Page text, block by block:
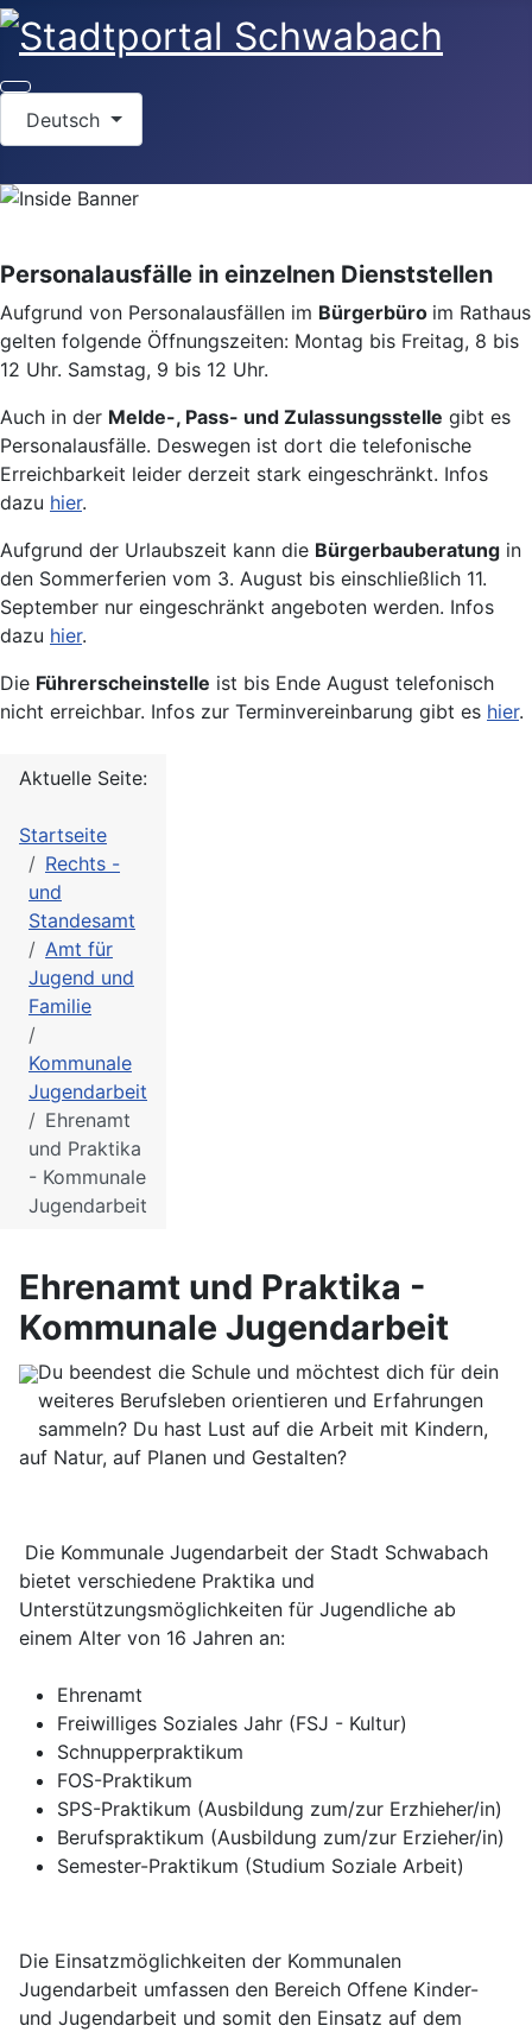
Deutsch
Personalausfälle in einzelnen Dienststellen
Aufgrund von Personalausfällen im Bürgerbüro im Rathaus
gelten folgende Öffnungszeiten: Montag bis Freitag, 8 bis
12 Uhr. Samstag, 9 bis 12 Uhr.
Auch in der Melde-, Pass- und Zulassungsstelle gibt es
Personalausfälle. Deswegen ist dort die telefonische
Erreichbarkeit leider derzeit stark eingeschränkt. Infos
dazu hier.
Aufgrund der Urlaubszeit kann die Bürgerbauberatung in
den Sommerferien vom 3. August bis einschließlich 11.
September nur eingeschränkt angeboten werden. Infos
dazu hier.
Die Führerscheinstelle ist bis Ende August telefonisch
nicht erreichbar. Infos zur Terminvereinbarung gibt es hier.
Aktuelle Seite:
Startseite
Rechts -
und
Standesamt
Amt für
Jugend und
Familie
Kommunale
Jugendarbeit
Ehrenamt
und Praktika
- Kommunale
Jugendarbeit
Ehrenamt und Praktika -
Kommunale Jugendarbeit
Du beendest die Schule und möchtest dich für dein
weiteres Berufsleben orientieren und Erfahrungen
sammeln? Du hast Lust auf die Arbeit mit Kindern,
auf Natur, auf Planen und Gestalten?
Die Kommunale Jugendarbeit der Stadt Schwabach
bietet verschiedene Praktika und
Unterstützungsmöglichkeiten für Jugendliche ab
einem Alter von 16 Jahren an:
Ehrenamt
Freiwilliges Soziales Jahr (FSJ - Kultur)
Schnupperpraktikum
FOS-Praktikum
SPS-Praktikum (Ausbildung zum/zur Erzhieher/in)
Berufspraktikum (Ausbildung zum/zur Erzieher/in)
Semester-Praktikum (Studium Soziale Arbeit)
Die Einsatzmöglichkeiten der Kommunalen
Jugendarbeit umfassen den Bereich Offene Kinder-
und Jugendarbeit und somit den Einsatz auf dem